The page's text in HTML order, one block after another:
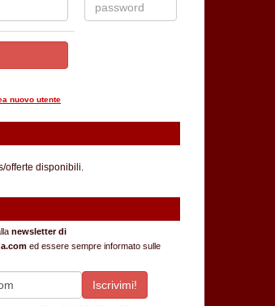
nuovo utente
offerte disponibili.
newsletter di
ed essere sempre informato sulle